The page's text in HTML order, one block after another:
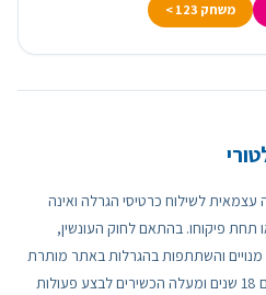
משחק 123 >
לשילוח כרטיסי הגרלה ואינה
פיקוחו. בהתאם לחוק העונשין,
ניהול מנויים והשתתפות בהגרלות באתר מותרת
אך ורק לאזרחים ותושבים שמלאו להם 18 שנים ומעלה הכשירים לבצע פעולות